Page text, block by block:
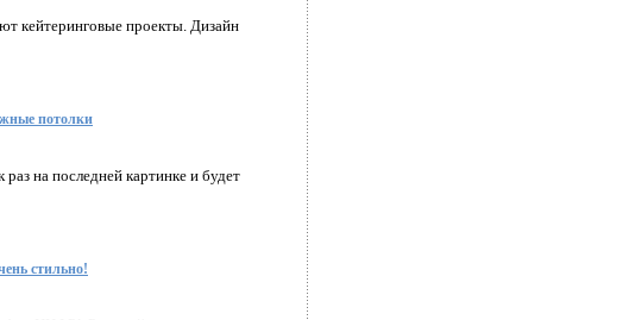
кейтеринговые проекты. Дизайн
потолки
на последней картинке и будет
стильно!